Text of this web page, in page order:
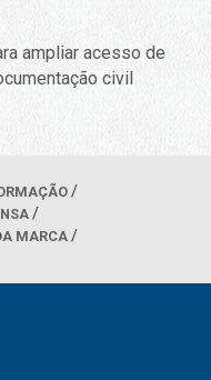
ampliar acesso de
civil
MARCA